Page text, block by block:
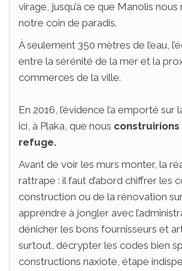
virage, jusqu’à ce que Manolis
notre coin de paradis.
À seulement 350 mètres de l’eau,
entre la sérénité de la mer et la
commerces de la ville.
En 2016, l’évidence l’a emporté sur
ici, à Plaka, que nous
refuge.
Avant de voir les murs monter, la
rattrape : il faut d’abord chiffrer les
construction ou de la rénovation
apprendre à jongler avec
dénicher les bons fournisseurs et
surtout, décrypter les codes bien
constructions naxiote, étape